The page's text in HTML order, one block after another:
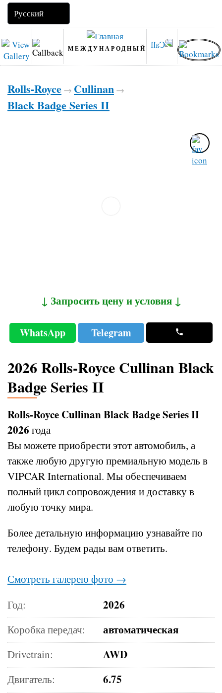
МЕЖДУНАРОДНЫЙ
Rolls-Royce → Cullinan →
Black Badge Series II
↓ Запросить цену и условия ↓
WhatsApp Telegram
2026 Rolls-Royce Cullinan Black
Badge Series II
Rolls-Royce Cullinan Black Badge Series II
2026 года
Вы можете приобрести этот автомобиль, а
также любую другую премиальную модель в
VIPCAR International. Мы обеспечиваем
полный цикл сопровождения и доставку в
любую точку мира.
Более детальную информацию узнавайте по
телефону. Будем рады вам ответить.
Смотреть галерею фото →
Год:
2026
Коробка передач: автоматическая
Drivetrain: AWD
Двигатель: 6.75